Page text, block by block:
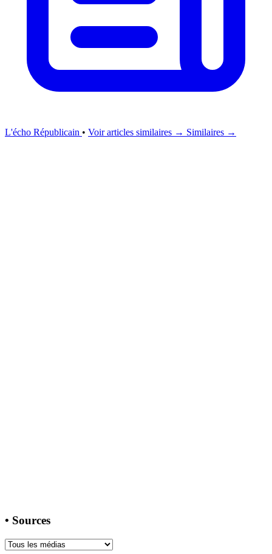
L'écho Républicain • Voir articles similaires → Similaires →
• Sources